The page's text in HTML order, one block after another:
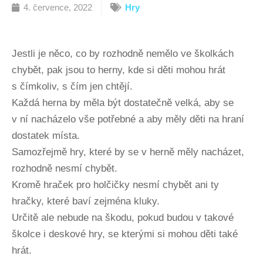
4. července, 2022 Hry
Jestli je něco, co by rozhodně nemělo ve školkách
chybět, pak jsou to herny, kde si děti mohou hrát
s čímkoliv, s čím jen chtějí.
Každá herna by měla být dostatečně velká, aby se
v ní nacházelo vše potřebné a aby měly děti na hraní
dostatek místa.
Samozřejmě hry, které by se v herně měly nacházet,
rozhodně nesmí chybět.
Kromě hraček pro holčičky nesmí chybět ani ty
hračky, které baví zejména kluky.
Určitě ale nebude na škodu, pokud budou v takové
školce i deskové hry, se kterými si mohou děti také
hrát.